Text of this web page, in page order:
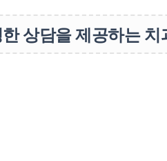
상담을 제공하는 치